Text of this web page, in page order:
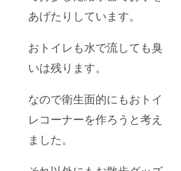
あげたりしています。
おトイレも水で流しても臭
いは残ります。
なので衛生面的にもおトイ
レコーナーを作ろうと考え
ました。